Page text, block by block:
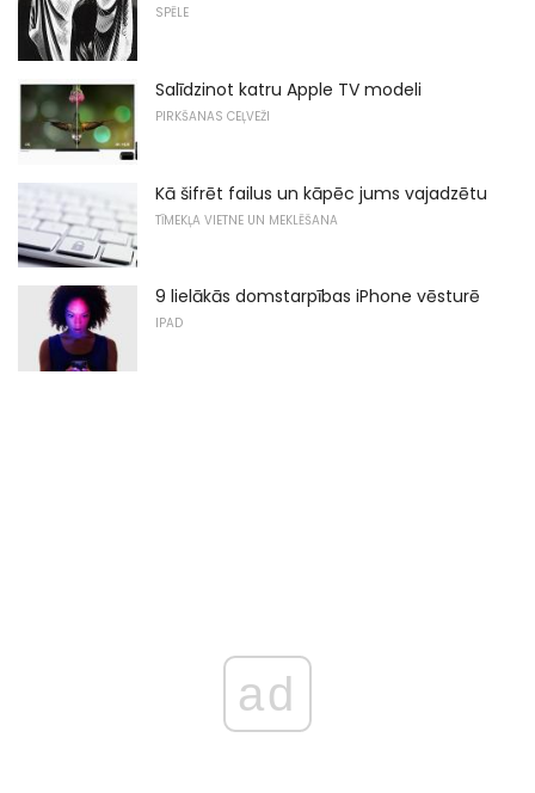
SPĒLE
Salīdzinot katru Apple TV modeli
PIRKŠANAS CEĻVEŽI
Kā šifrēt failus un kāpēc jums vajadzētu
TĪMEKĻA VIETNE UN MEKLĒŠANA
9 lielākās domstarpības iPhone vēsturē
IPAD
ad